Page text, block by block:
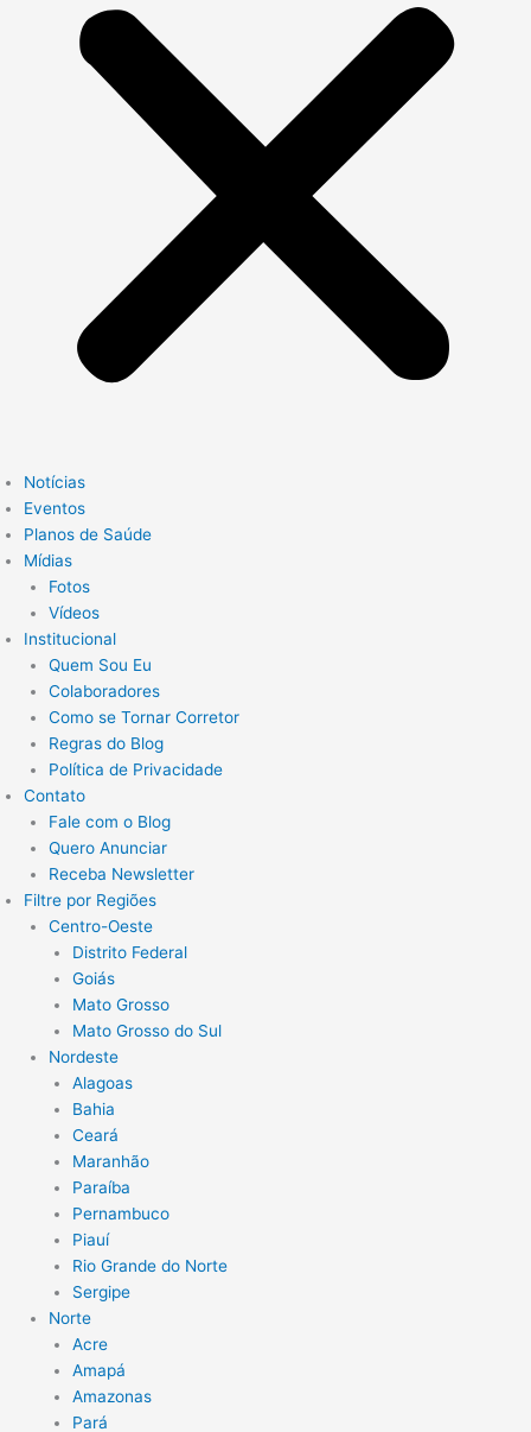
Notícias
Eventos
Planos de Saúde
Mídias
Fotos
Vídeos
Institucional
Quem Sou Eu
Colaboradores
Como se Tornar Corretor
Regras do Blog
Política de Privacidade
Contato
Fale com o Blog
Quero Anunciar
Receba Newsletter
Filtre por Regiões
Centro-Oeste
Distrito Federal
Goiás
Mato Grosso
Mato Grosso do Sul
Nordeste
Alagoas
Bahia
Ceará
Maranhão
Paraíba
Pernambuco
Piauí
Rio Grande do Norte
Sergipe
Norte
Acre
Amapá
Amazonas
Pará